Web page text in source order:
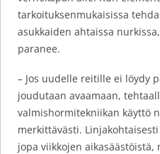
tarkoituksenmukaisissa
asukkaiden ahtaissa
paranee.
– Jos uudelle reitille ei löydy
joudutaan avaamaan,
valmishormitekniikan käyttö
merkittävästi.
jopa viikkojen aikasäästöistä,